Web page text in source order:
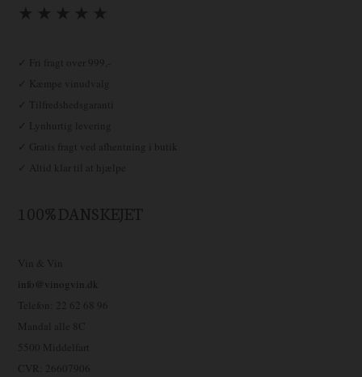
✓ Fri fragt over 999,-
✓ Kæmpe vinudvalg
✓ Tilfredshedsgaranti
✓ Lynhurtig levering
✓ Gratis fragt ved afhentning i butik
✓ Altid klar til at hjælpe
100% DANSKEJET
Vin & Vin
info@vinogvin.dk
Telefon: 22 62 68 96
Mandal alle 8C
5500 Middelfart
CVR: 26607906